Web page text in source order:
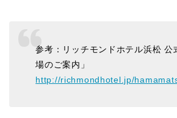
参考：リッチモンドホテル浜松 公
場のご案内」
http://richmondhotel.jp/